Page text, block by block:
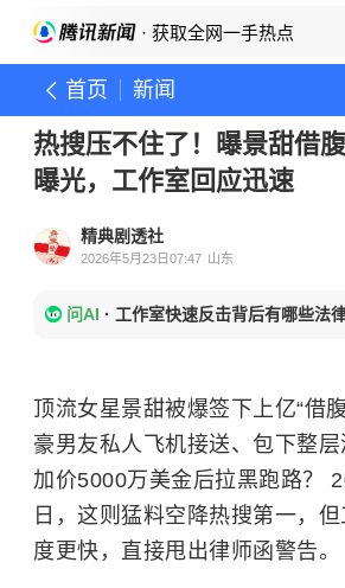
· 获取全网一手热点
首页 新闻
热搜压不住了！曝景甜借
曝光，工作室回应迅速
精典剧透社
2026年5月23日07:47 山东
问AI · 工作室快速反击背后有哪些法律
顶流女星景甜被爆签下上亿“借
豪男友私人飞机接送、包下整
加价5000万美金后拉黑跑路？
日，这则猛料空降热搜第一，
度更快，直接甩出律师函警告。